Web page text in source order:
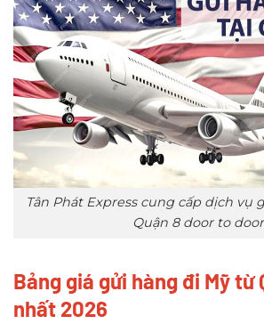
Tân Phát Express cung cấp dịch vụ
Quận 8 door to
Bảng giá gửi hàng đi Mỹ từ
nhất 2026